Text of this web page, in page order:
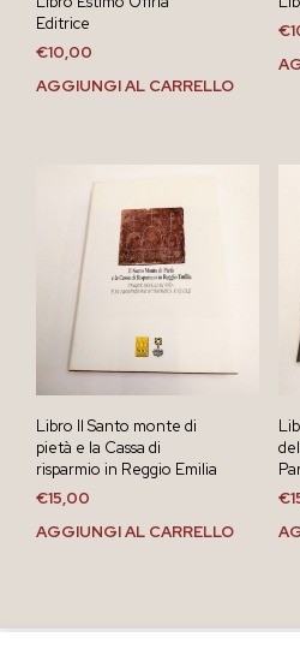
Editrice
€10,00
AGGIUNGI AL CARRELLO
€
Libro Il Santo monte di
pietà e la Cassa di
risparmio in Reggio Emilia
€15,00
AGGIUNGI AL CARRELLO
€